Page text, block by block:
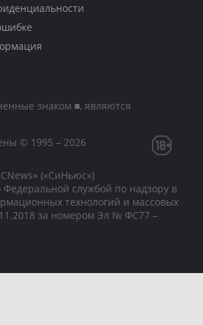
знаком ■, являются
© 1995 – 2026
(«СиНьюс»)
Федеральной службой по надзору в
технологий и массовых
за номером Эл № ФС77 –